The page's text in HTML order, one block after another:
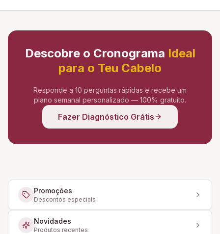
Descobre o Cronograma Ideal
para o Teu Cabelo
Responde a 10 perguntas rápidas e recebe um
plano semanal personalizado — 100% gratuito.
Fazer Diagnóstico Grátis
Promoções
Descontos especiais
Novidades
Produtos recentes